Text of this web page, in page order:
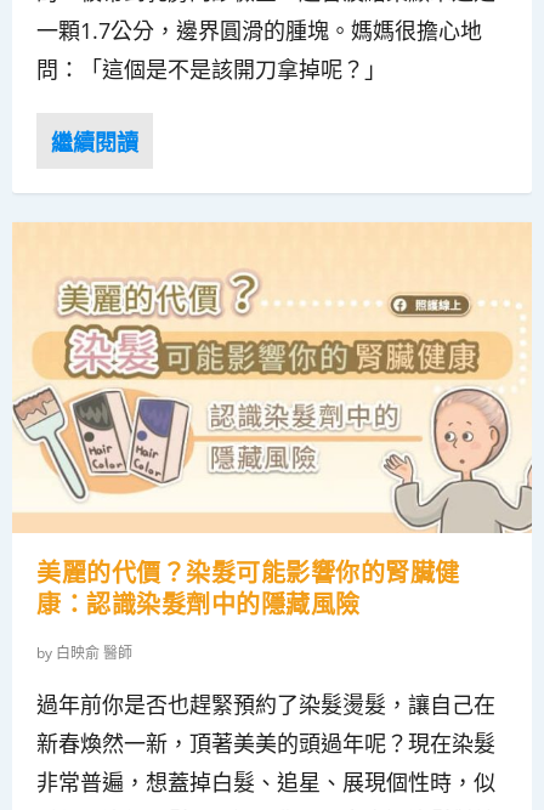
一顆1.7公分，邊界圓滑的腫塊。媽媽很擔心地
問：「這個是不是該開刀拿掉呢？」
美麗的代價？染髮可能影響你的腎臟健
康：認識染髮劑中的隱藏風險
by 白映俞 醫師
過年前你是否也趕緊預約了染髮燙髮，讓自己在
新春煥然一新，頂著美美的頭過年呢？現在染髮
非常普遍，想蓋掉白髮、追星、展現個性時，似